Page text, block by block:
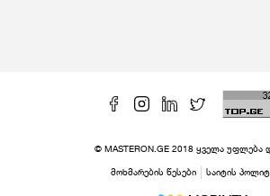
© MASTERON.GE 2018 ყველა უფლება
მოხმარების წესები საიტის